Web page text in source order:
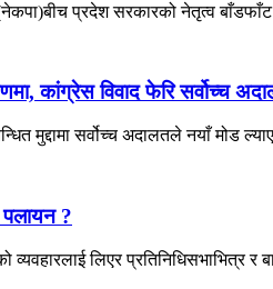
प्रदेश सरकारको नेतृत्व
कांग्रेस विवाद फेरि सर्वोच्च
मुद्दामा सर्वोच्च अदालतले नयाँ मोड
पलायन ?
व्यवहारलाई लिएर